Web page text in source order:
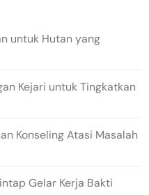
untuk Hutan yang
Kejari untuk Tingkatkan
Konseling Atasi Masalah
Gelar Kerja Bakti